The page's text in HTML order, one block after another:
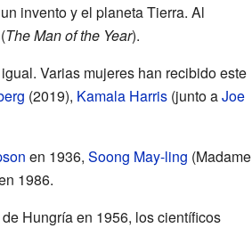
invento y el planeta Tierra. Al
The Man of the Year).
Varias mujeres han recibido este
(2019), Kamala Harris(junto aJoe
en 1936, Soong May-ling (Madame
1986.
Hungría en 1956, los científicos